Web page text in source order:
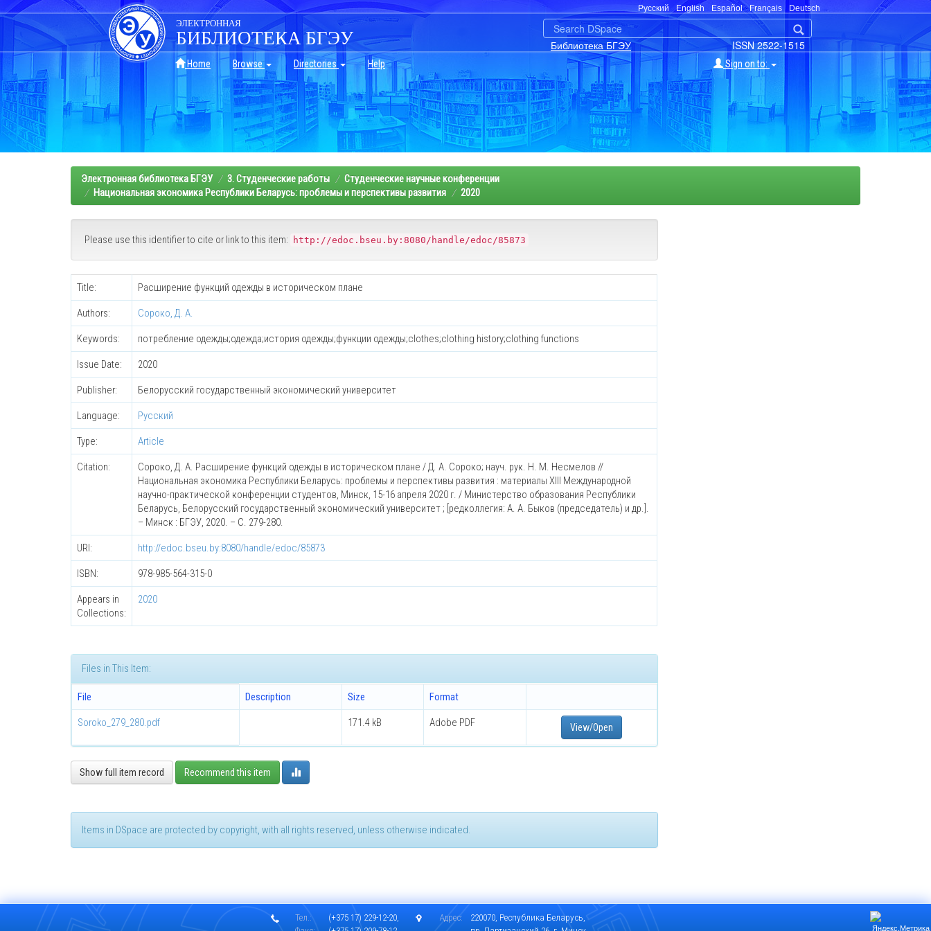
Skip
navigation
Русский English Español Français Deutsch
ISSN 2522-1515
Библиотека БГЭУ
ЭЛЕКТРОННАЯ
БИБЛИОТЕКА БГЭУ
Home Browse Directories Help Sign on to:
Электронная библиотека БГЭУ 3. Студенческие работы
Студенческие научные конференции
Национальная экономика Республики Беларусь: проблемы и перспективы развития
2020
Please use this identifier to cite or link to this item: http://edoc.bseu.by:8080/handle/edoc/85873
Title: Расширение функций одежды в историческом плане
Authors: Сороко, Д. А.
Keywords: потребление одежды;одежда;история одежды;функции одежды;clothes;clothing history;clothing functions
Issue Date: 2020
Publisher: Белорусский государственный экономический университет
Language: Русский
Type: Article
Citation:
Сороко, Д. А. Расширение функций одежды в историческом плане / Д. А. Сороко; науч. рук. Н. М. Несмелов //
Национальная экономика Республики Беларусь: проблемы и перспективы развития : материалы XIII Международной
научно-практической конференции студентов, Минск, 15-16 апреля 2020 г. / Министерство образования Республики
Беларусь, Белорусский государственный экономический университет ; [редколлегия: А. А. Быков (председатель) и др.].
– Минск : БГЭУ, 2020. – C. 279-280.
URI: http://edoc.bseu.by:8080/handle/edoc/85873
ISBN: 978-985-564-315-0
Appears in
Collections:
2020
Files in This Item:
File Description Size Format
Soroko_279_280.pdf 171.4 kB Adobe PDF View/Open
Show full item record Recommend this item
Items in DSpace are protected by copyright, with all rights reserved, unless otherwise indicated.
Тел.:
(+375 17) 229-12-20,
Адрес:
220070, Республика Беларусь,